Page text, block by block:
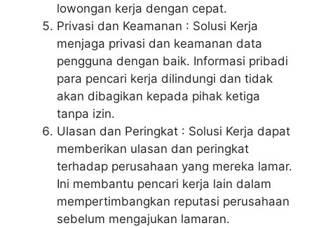
lowongan kerja dengan cepat.
Privasi dan Keamanan : Solusi Kerja
menjaga privasi dan keamanan data
pengguna dengan baik. Informasi pribadi
para pencari kerja dilindungi dan tidak
akan dibagikan kepada pihak ketiga
tanpa izin.
Ulasan dan Peringkat : Solusi Kerja dapat
memberikan ulasan dan peringkat
terhadap perusahaan yang mereka lamar.
Ini membantu pencari kerja lain dalam
mempertimbangkan reputasi perusahaan
sebelum mengajukan lamaran.